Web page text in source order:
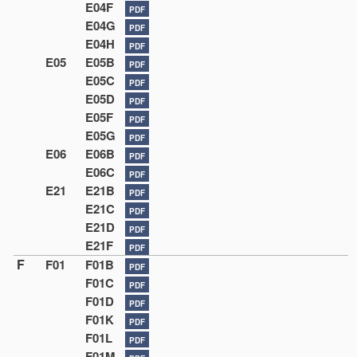
E04F PDF
E04G PDF
E04H PDF
E05 E05B PDF
E05C PDF
E05D PDF
E05F PDF
E05G PDF
E06 E06B PDF
E06C PDF
E21 E21B PDF
E21C PDF
E21D PDF
E21F PDF
F F01 F01B PDF
F01C PDF
F01D PDF
F01K PDF
F01L PDF